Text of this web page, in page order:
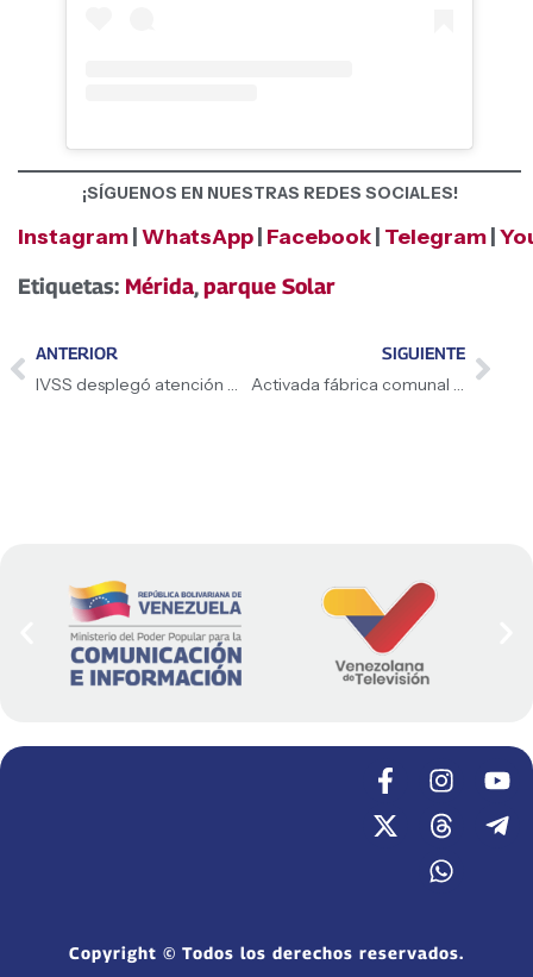
¡SÍGUENOS EN NUESTRAS REDES SOCIALES!
Instagram WhatsApp Facebook Telegram
Etiquetas: Mérida,parque Solar
ANTERIOR SIGUIENTE
Copyright © Todos los derechos reservados.